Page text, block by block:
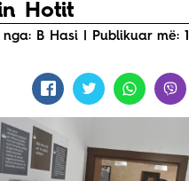
Hotit
B Hasi | Publikuar më: